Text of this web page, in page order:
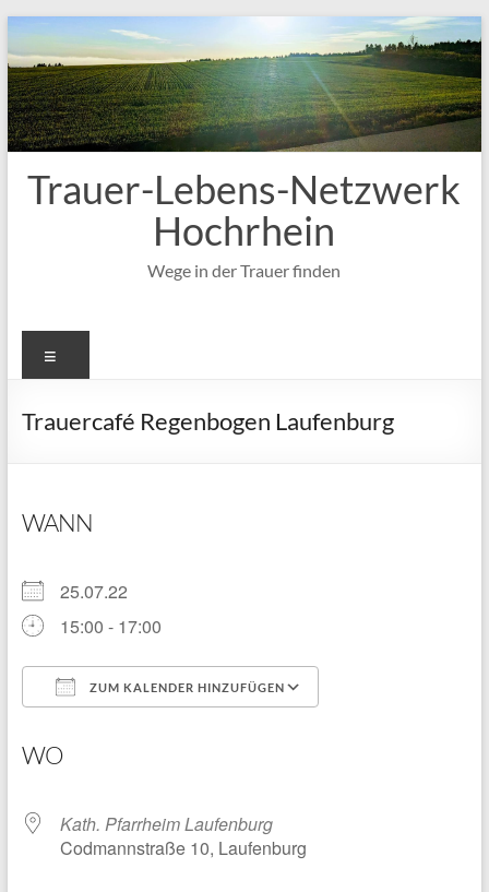
Inhalt
springen
Trauer-Lebens-Netzwerk
Hochrhein
Wege in der Trauer finden
Trauercafé Regenbogen Laufenburg
WANN
25.07.22
15:00 - 17:00
ZUM KALENDER HINZUFÜGEN
WO
Kath. Pfarrheim Laufenburg
Codmannstraße 10, Laufenburg